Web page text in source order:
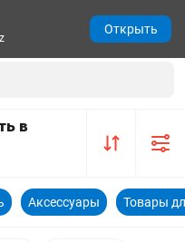
в
Аксессуары Товары
Открыть